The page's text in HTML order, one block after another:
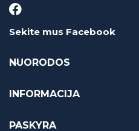
Sekite mus Facebook
NUORODOS
INFORMACIJA
PASKYRA